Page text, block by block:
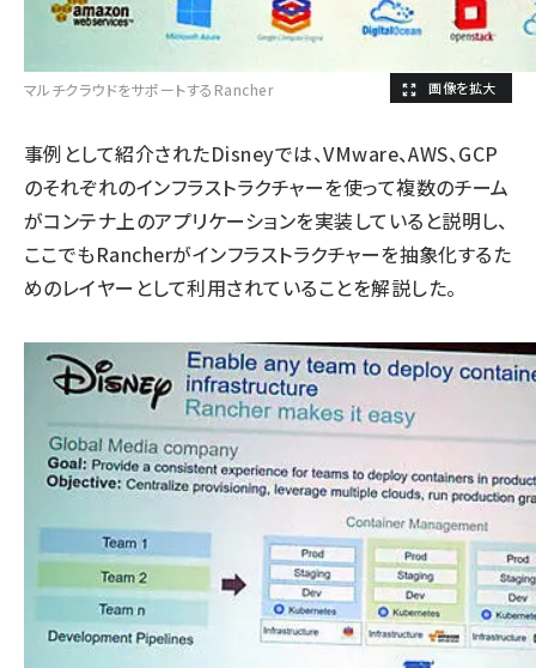
マルチクラウドをサポートするRancher
事例として紹介されたDisneyでは、VMware、AWS、GCP
のそれぞれのインフラストラクチャーを使って複数のチーム
がコンテナ上のアプリケーションを実装していると説明し、
ここでもRancherがインフラストラクチャーを抽象化するた
めのレイヤーとして利用されていることを解説した。